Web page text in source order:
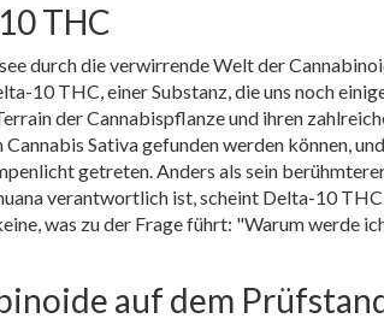
THC
durch die verwirrende Welt der
10 THC, einer Substanz, die uns noch
der Cannabispflanze und ihren
Sativa gefunden werden können,
getreten. Anders als sein
verantwortlich ist, scheint Delta-10 THC
was zu der Frage führt: "Warum werde
auf dem